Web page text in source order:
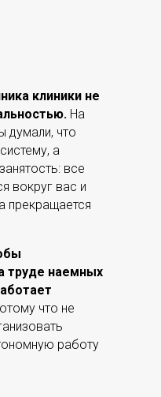
клиники не
На
думали, что
а
все
вокруг вас и
прекращается
труде наемных
что не
работу